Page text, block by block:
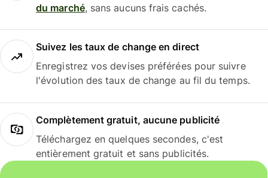
du marché, sans aucuns frais cachés.
Suivez les taux de change en direct
Enregistrez vos devises préférées pour suivre
l'évolution des taux de change au fil du temps.
Complètement gratuit, aucune publicité
Téléchargez en quelques secondes, c'est
entièrement gratuit et sans publicités.